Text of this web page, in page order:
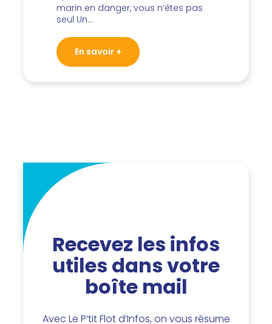
marin en danger, vous n’êtes pas
seul Un…
En savoir +
Recevez les infos
utiles dans votre
boîte mail
Avec Le P’tit Flot d’Infos, on vous résume